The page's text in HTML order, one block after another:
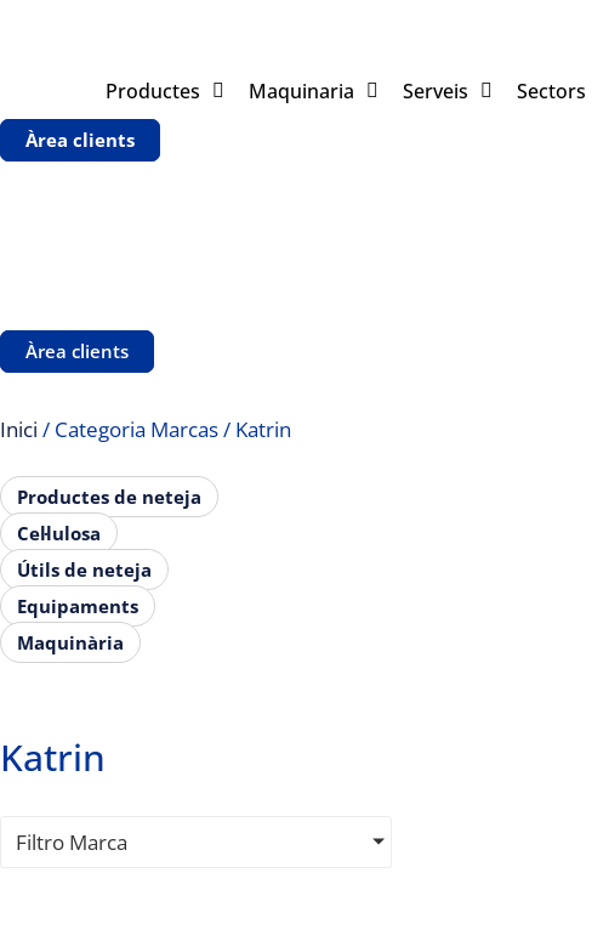
Productes Maquinaria Serveis Sectors
Àrea clients
Àrea clients
Inici / Categoria Marcas / Katrin
Productes de neteja
Cel·lulosa
Útils de neteja
Equipaments
Maquinària
Katrin
Filtro Marca